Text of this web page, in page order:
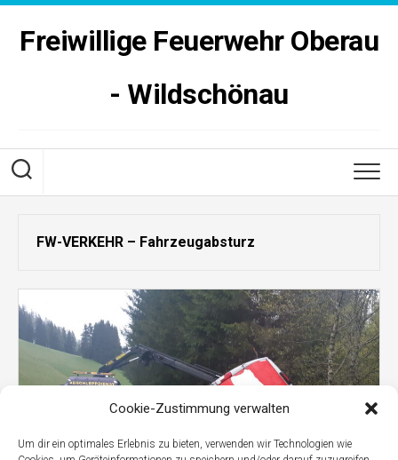
Cookie-Zustimmung verwalten
Um dir ein optimales Erlebnis zu bieten, verwenden wir Technologien wie
Skip
contentFreiwillige Feuerwehr Oberau
- Wildschönau
FW-VERKEHR – Fahrzeugabsturz